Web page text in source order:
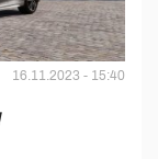
16.11.2023 - 15:40